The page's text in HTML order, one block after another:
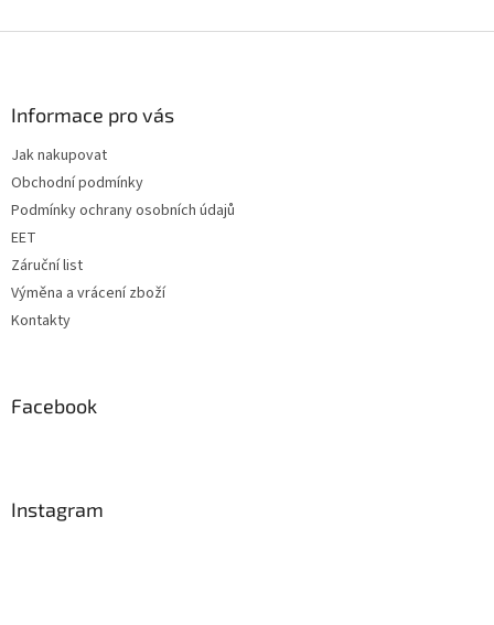
Informace pro vás
Jak nakupovat
Obchodní podmínky
Podmínky ochrany osobních údajů
EET
Záruční list
Výměna a vrácení zboží
Kontakty
Facebook
Instagram